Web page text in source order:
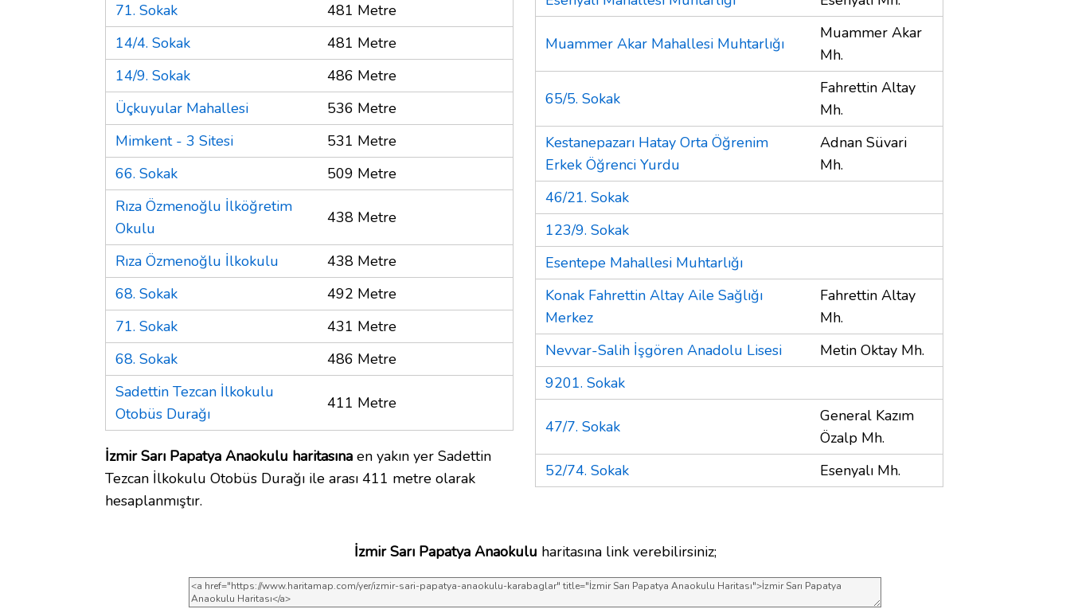
71. Sokak
481 Metre
14/4. Sokak
481 Metre
14/9. Sokak
486 Metre
Üçkuyular Mahallesi
536 Metre
Mimkent - 3 Sitesi
531 Metre
66. Sokak
509 Metre
Rıza Özmenoğlu İlköğretim
Okulu
438 Metre
Rıza Özmenoğlu İlkokulu
438 Metre
68. Sokak
492 Metre
71. Sokak
431 Metre
68. Sokak
486 Metre
Sadettin Tezcan İlkokulu
Otobüs Durağı
411 Metre
İzmir Sarı Papatya Anaokulu haritasına en yakın yer Sadettin
Tezcan İlkokulu Otobüs Durağı ile arası 411 metre olarak
hesaplanmıştır.
Muammer Akar Mahallesi Muhtarlığı
Muammer Akar
Mh.
65/5. Sokak
Fahrettin Altay
Mh.
Kestanepazarı Hatay Orta Öğrenim
Erkek Öğrenci Yurdu
Adnan Süvari
Mh.
46/21. Sokak
123/9. Sokak
Esentepe Mahallesi Muhtarlığı
Konak Fahrettin Altay Aile Sağlığı
Merkez
Fahrettin Altay
Mh.
Nevvar-Salih İşgören Anadolu Lisesi
Metin Oktay Mh.
9201. Sokak
47/7. Sokak
General Kazım
Özalp Mh.
52/74. Sokak
Esenyalı Mh.
İzmir Sarı Papatya Anaokulu haritasına link verebilirsiniz;